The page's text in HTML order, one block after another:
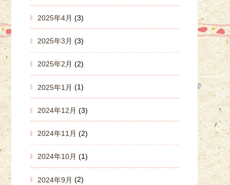
2025年4月 (3)
2025年3月 (3)
2025年2月 (2)
2025年1月 (1)
2024年12月 (3)
2024年11月 (2)
2024年10月 (1)
2024年9月 (2)